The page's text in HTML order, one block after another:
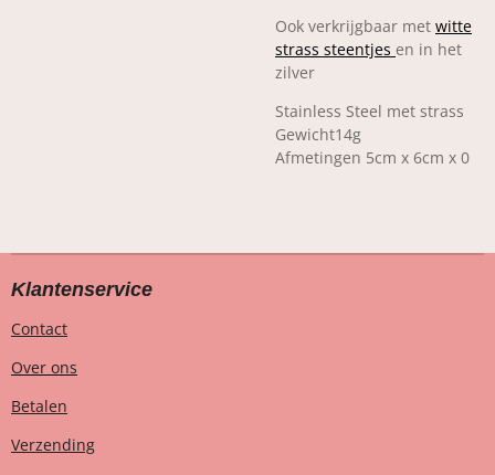
Ook verkrijgbaar met witte
strass steentjes en in het
zilver
Stainless Steel met strass
Gewicht14g
Afmetingen 5cm x 6cm x 0
Klantenservice
Contact
Over ons
Betalen
Verzending